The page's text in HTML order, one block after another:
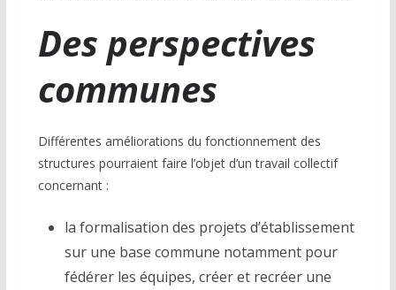
Des perspectives
communes
Différentes améliorations du fonctionnement des
structures pourraient faire l’objet d’un travail collectif
concernant :
la formalisation des projets d’établissement
sur une base commune notamment pour
fédérer les équipes, créer et recréer une